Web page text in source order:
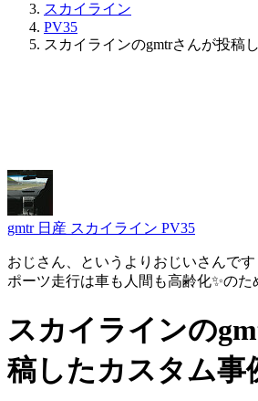
スカイライン
PV35
スカイラインのgmtrさんが投稿
gmtr 日産 スカイライン PV35
おじさん、というよりおじいさんで
ポーツ走行は車も人間も高齢化✨の
スカイラインの
稿したカスタム事